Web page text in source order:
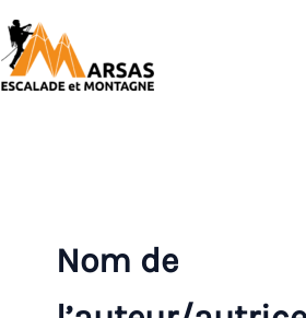
Aller
au
contenu
Nom de